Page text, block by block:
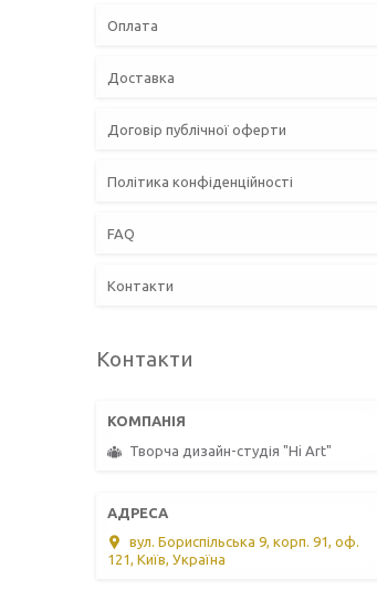
Оплата
Доставка
Договір публічної оферти
Політика конфіденційності
FAQ
Контакти
Контакти
Творча дизайн-студія "Hi Art"
вул. Бориспільська 9, корп. 91, оф.
121, Київ, Україна